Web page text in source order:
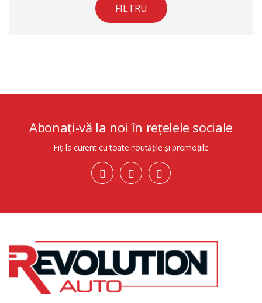
FILTRU
Abonați-vă la noi în rețelele sociale
Fiți la curent cu toate noutățile și promoțiile